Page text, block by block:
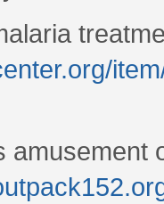
amusement